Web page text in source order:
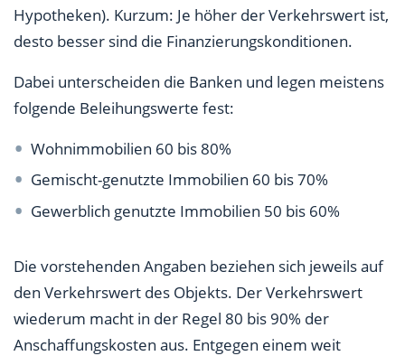
Hypotheken). Kurzum: Je höher der Verkehrswert ist,
desto besser sind die Finanzierungskonditionen.
Dabei unterscheiden die Banken und legen meistens
folgende Beleihungswerte fest:
Wohnimmobilien 60 bis 80%
Gemischt-genutzte Immobilien 60 bis 70%
Gewerblich genutzte Immobilien 50 bis 60%
Die vorstehenden Angaben beziehen sich jeweils auf
den Verkehrswert des Objekts. Der Verkehrswert
wiederum macht in der Regel 80 bis 90% der
Anschaffungskosten aus. Entgegen einem weit